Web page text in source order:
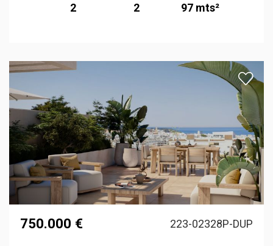
2 2 97 mts²
750.000 € 223-02328P-DUP